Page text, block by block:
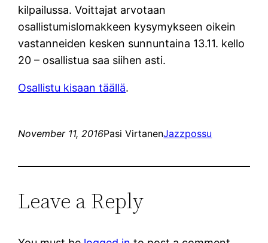
kilpailussa. Voittajat arvotaan
osallistumislomakkeen kysymykseen oikein
vastanneiden kesken sunnuntaina 13.11. kello
20 – osallistua saa siihen asti.
Osallistu kisaan täällä.
November 11, 2016Pasi VirtanenJazzpossu
Leave a Reply